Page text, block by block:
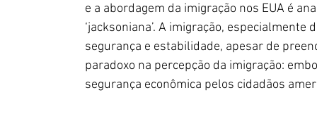
e a abordagem da imigração nos EUA é
‘jacksoniana’. A imigração,
segurança e estabilidade, apesar de
paradoxo na percepção da imigração:
segurança econômica pelos cidadãos